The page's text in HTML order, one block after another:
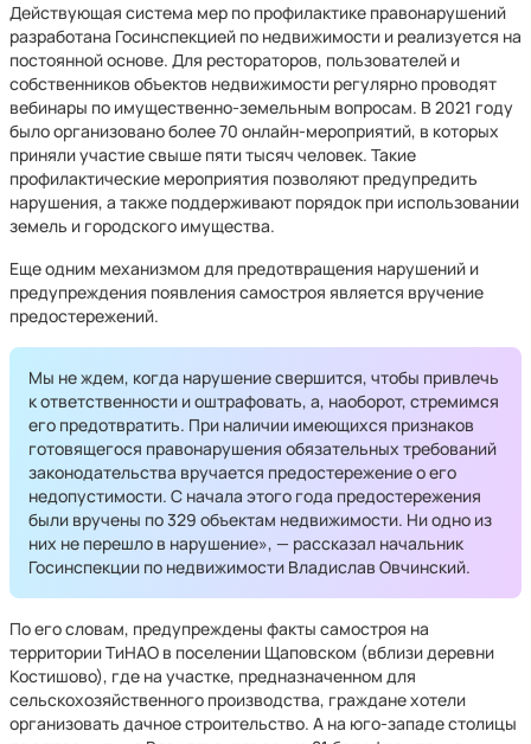
Действующая система мер по профилактике правонарушений
разработана Госинспекцией по недвижимости и реализуется на
постоянной основе. Для рестораторов, пользователей и
собственников объектов недвижимости регулярно проводят
вебинары по имущественно-земельным вопросам. В 2021 году
было организовано более 70 онлайн-мероприятий, в которых
приняли участие свыше пяти тысяч человек. Такие
профилактические мероприятия позволяют предупредить
нарушения, а также поддерживают порядок при использовании
земель и городского имущества.
Еще одним механизмом для предотвращения нарушений и
предупреждения появления самостроя является вручение
предостережений.
Мы не ждем, когда нарушение свершится, чтобы привлечь
к ответственности и оштрафовать, а, наоборот, стремимся
его предотвратить. При наличии имеющихся признаков
готовящегося правонарушения обязательных требований
законодательства вручается предостережение о его
недопустимости. С начала этого года предостережения
были вручены по 329 объектам недвижимости. Ни одно из
них не перешло в нарушение», — рассказал начальник
Госинспекции по недвижимости Владислав Овчинский.
По его словам, предупреждены факты самостроя на
территории ТиНАО в поселении Щаповском (вблизи деревни
Костишово), где на участке, предназначенном для
сельскохозяйственного производства, граждане хотели
организовать дачное строительство. А на юго-западе столицы